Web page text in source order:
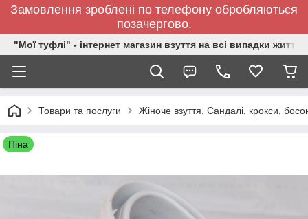
Замовлення зроблені по телефону обробляються
позачергово.
"Мої туфлі" - інтернет магазин взуття на всі випадки життя.
Товари та послуги Жіноче взуття. Сандалі, крокси,
Піна